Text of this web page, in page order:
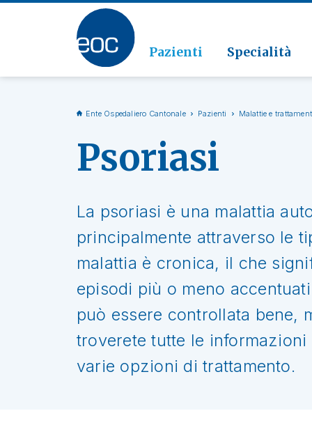
Pazienti Specialità
Vai alla sezione
Ente Ospedaliero Cantonale Pazienti Malattie e
Psoriasi
La psoriasi è una malattia
principalmente attraverso le
malattia è cronica, il che
episodi più o meno
può essere controllata bene,
troverete tutte le
varie opzioni di trattamento.